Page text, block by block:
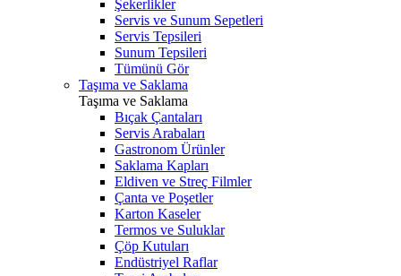
Şekerlikler
Servis ve Sunum Sepetleri
Servis Tepsileri
Sunum Tepsileri
Tümünü Gör
Taşıma ve Saklama
Taşıma ve Saklama
Bıçak Çantaları
Servis Arabaları
Gastronom Ürünler
Saklama Kapları
Eldiven ve Streç Filmler
Çanta ve Poşetler
Karton Kaseler
Termos ve Suluklar
Çöp Kutuları
Endüstriyel Raflar